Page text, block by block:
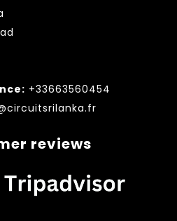
+33663560454
reviews